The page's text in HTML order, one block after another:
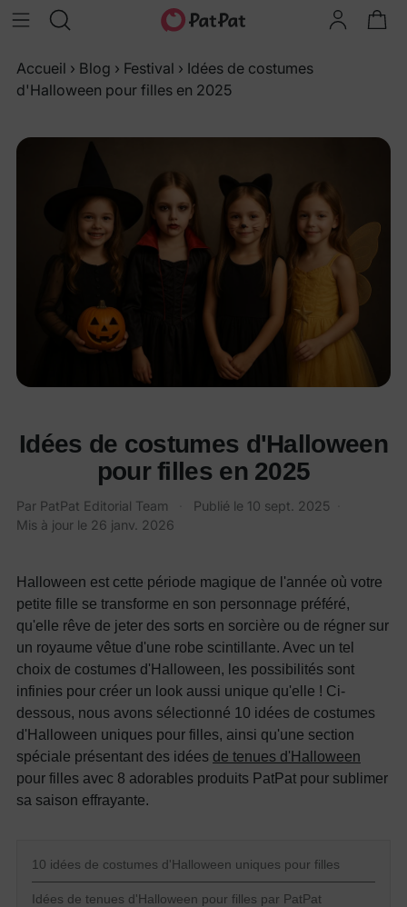
Accueil › Blog › Festival › Idées de costumes
d'Halloween pour filles en 2025
Idées de costumes d'Halloween
pour filles en 2025
Par PatPat Editorial Team Publié le 10 sept. 2025
Mis à jour le 26 janv. 2026
Halloween est cette période magique de l'année où votre
petite fille se transforme en son personnage préféré,
qu'elle rêve de jeter des sorts en sorcière ou de régner sur
un royaume vêtue d'une robe scintillante. Avec un tel
choix de costumes d'Halloween, les possibilités sont
infinies pour créer un look aussi unique qu'elle ! Ci-
dessous, nous avons sélectionné 10 idées de costumes
d'Halloween uniques pour filles, ainsi qu'une section
spéciale présentant des idées de tenues d'Halloween
pour filles avec 8 adorables produits PatPat pour sublimer
sa saison effrayante.
10 idées de costumes d'Halloween uniques pour filles
Idées de tenues d'Halloween pour filles par PatPat